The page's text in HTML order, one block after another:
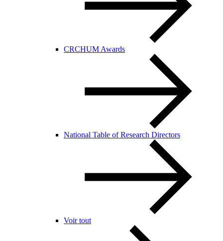
CRCHUM Awards
National Table of Research Directors
Voir tout